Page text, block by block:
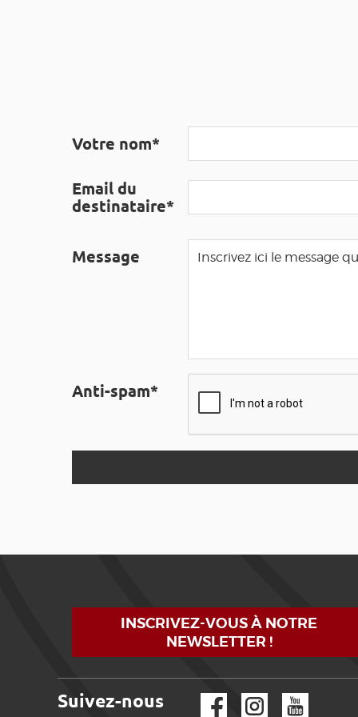
Votre nom*
Email du
destinataire*
Message
Anti-spam*
INSCRIVEZ-VOUS À NOTRE
NEWSLETTER !
Suivez-nous